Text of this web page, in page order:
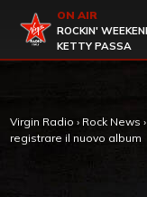
Virgin Radio
ON AIR
ROCKIN'
KETTY PASSA
Virgin Radio › Rock News ›
registrare il nuovo album